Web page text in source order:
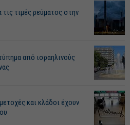
τιμές ρεύματος στην
από ισραηλινούς
και κλάδοι έχουν